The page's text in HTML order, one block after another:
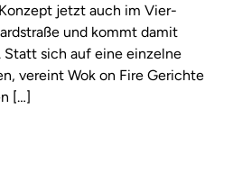
jetzt auch im Vier-
und kommt damit
sich auf eine einzelne
vereint Wok on Fire Gerichte
[…]